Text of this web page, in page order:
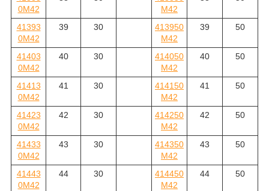
0M42
M42
41393
0M42
39 30
413950
M42
39 50
41403
0M42
40 30
414050
M42
40 50
41413
0M42
41 30
414150
M42
41 50
41423
0M42
42 30
414250
M42
42 50
41433
0M42
43 30
414350
M42
43 50
41443
0M42
44 30
414450
M42
44 50